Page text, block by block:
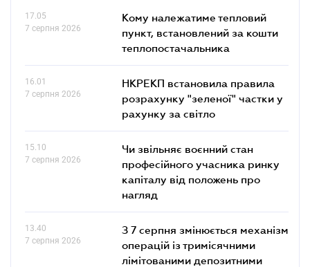
17.05
7 серпня 2026
Кому належатиме тепловий
пункт, встановлений за кошти
теплопостачальника
16.01
7 серпня 2026
НКРЕКП встановила правила
розрахунку "зеленої" частки у
рахунку за світло
15.10
7 серпня 2026
Чи звільняє воєнний стан
професійного учасника ринку
капіталу від положень про
нагляд
13.40
7 серпня 2026
З 7 серпня змінюється механізм
операцій із тримісячними
лімітованими депозитними